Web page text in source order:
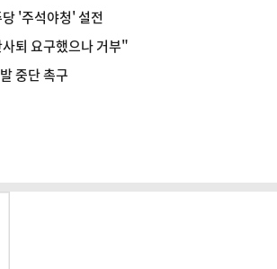
'주석야청' 설전
퇴 요구했으나 거부"
중단 촉구